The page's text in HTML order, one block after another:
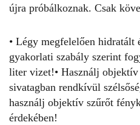
újra próbálkoznak. Csak
• Légy megfelelően
gyakorlati szabály szerint
liter vizet!• Használj
sivatagban rendkívül
használj objektív szűrőt
érdekében!